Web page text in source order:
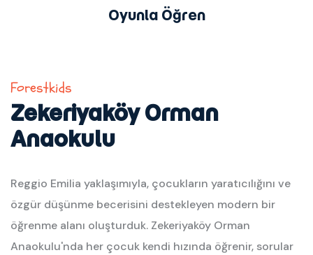
Oyunla Öğren
Forestkids
Zekeriyaköy Orman
Anaokulu
Reggio Emilia yaklaşımıyla, çocukların yaratıcılığını ve
özgür düşünme becerisini destekleyen modern bir
öğrenme alanı oluşturduk. Zekeriyaköy Orman
Anaokulu'nda her çocuk kendi hızında öğrenir, sorular